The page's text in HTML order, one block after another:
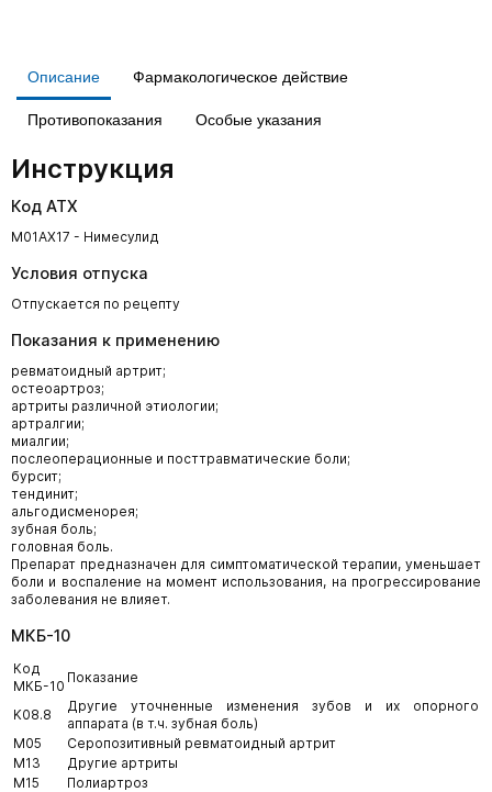
Описание Фармакологическое действие
Противопоказания Особые указания
Инструкция
Код АТХ
M01AX17 - Нимесулид
Условия отпуска
Отпускается по рецепту
Показания к применению
ревматоидный артрит;
остеоартроз;
артриты различной этиологии;
артралгии;
миалгии;
послеоперационные и посттравматические боли;
бурсит;
тендинит;
альгодисменорея;
зубная боль;
головная боль.
Препарат предназначен для симптоматической терапии, уменьшает
боли и воспаление на момент использования, на прогрессирование
заболевания не влияет.
МКБ-10
Код
МКБ-10
Показание
K08.8
Другие уточненные изменения зубов и их опорного
аппарата (в т.ч. зубная боль)
M05
Серопозитивный ревматоидный артрит
M13
Другие артриты
M15
Полиартроз